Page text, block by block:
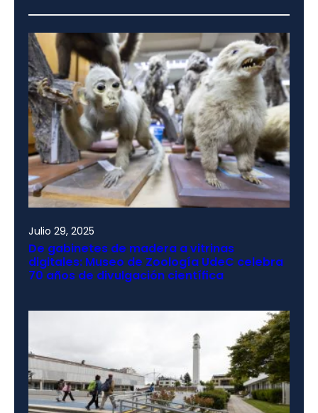
Julio 29, 2025
De gabinetes de madera a vitrinas
digitales: Museo de Zoología UdeC celebra
70 años de divulgación científica